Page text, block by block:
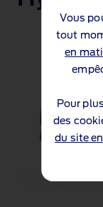
Vous
tout
en
Pour
des
du site